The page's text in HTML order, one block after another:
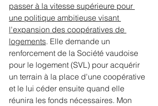
passer à la vitesse supérieure pour
une politique ambitieuse visant
l'expansion des coopératives de
logements. Elle demande un
renforcement de la Société vaudoise
pour le logement (SVL) pour acquérir
un terrain à la place d'une coopérative
et le lui céder ensuite quand elle
réunira les fonds nécessaires. Mon